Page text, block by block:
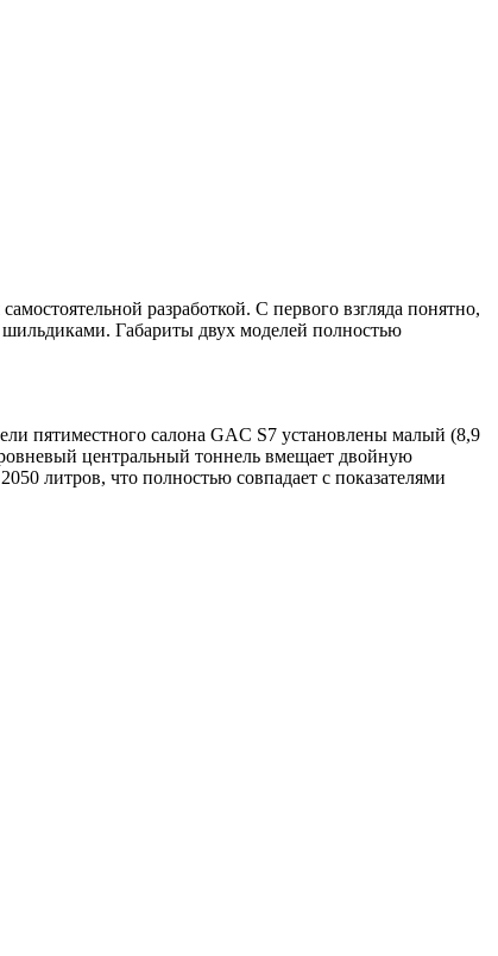
разработкой. С первого взгляда понятно,
Габариты двух моделей полностью
пятиместного салона GAC S7 установлены малый (8,9
центральный тоннель вмещает двойную
литров, что полностью совпадает с показателями